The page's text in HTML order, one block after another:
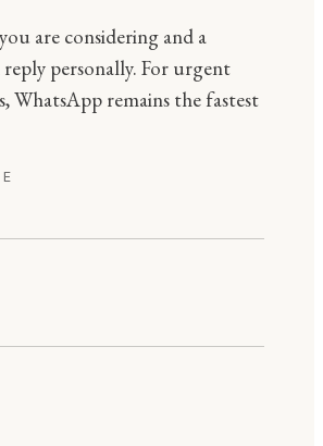
are considering and a
personally. For urgent
WhatsApp remains the fastest